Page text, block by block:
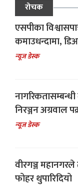
रोचक
एसपीका
कमाउधन्दामा,
न्यूज डेस्क
निरञ्जन अग्रवाल
न्यूज डेस्क
वीरगञ्ज महानगरले
फोहर थुपारिदियो